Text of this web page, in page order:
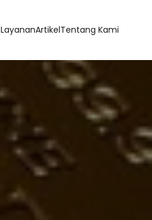
LayananArtikelTentang Kami